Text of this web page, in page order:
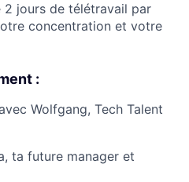
jours de télétravail par
concentration et votre
:
Wolfgang, Tech Talent
ta future manager et